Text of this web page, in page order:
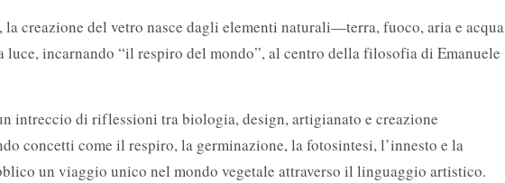
la creazione del vetro nasce dagli elementi naturali—terra, fuoco, aria e acqua
incarnando “il respiro del mondo”, al centro della filosofia di Emanuele
intreccio di riflessioni tra biologia, design, artigianato e creazione
concetti come il respiro, la germinazione, la fotosintesi, l’innesto e la
un viaggio unico nel mondo vegetale attraverso il linguaggio artistico.